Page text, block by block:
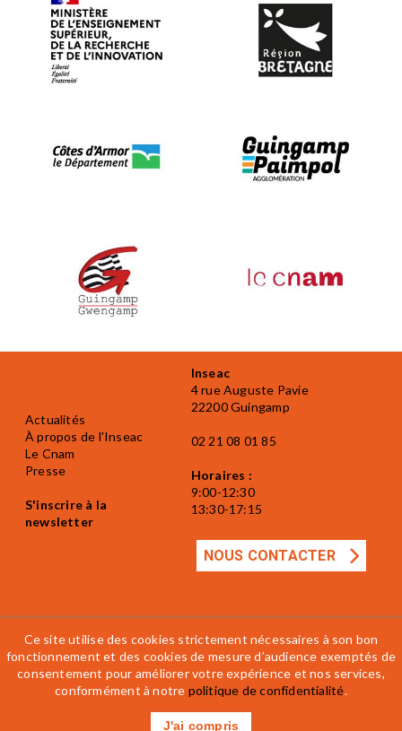
Actualités
À propos de l'Inseac
Le Cnam
Presse
S'inscrire à la
newsletter
Inseac
4 rue Auguste Pavie
22200 Guingamp
02 21 08 01 85
Horaires :
9:00-12:30
13:30-17:15
NOUS CONTACTER
Mentions légales Accessibilité
CGV
Règlement intérieur
Ce site utilise des cookies strictement nécessaires à son bon
fonctionnement et des cookies de mesure d’audience exemptés de
consentement pour améliorer votre expérience et nos services,
conformément à notre politique de confidentialité.
J'ai compris